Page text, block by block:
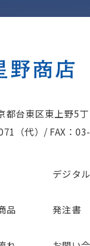
台東区東上野5
（代） / FAX：
デジタ
品 発注書